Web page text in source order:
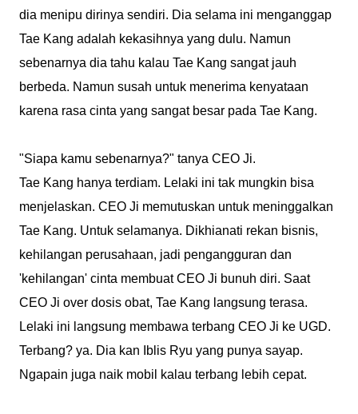
dia menipu dirinya sendiri. Dia selama ini menganggap
Tae Kang adalah kekasihnya yang dulu. Namun
sebenarnya dia tahu kalau Tae Kang sangat jauh
berbeda. Namun susah untuk menerima kenyataan
karena rasa cinta yang sangat besar pada Tae Kang.
"Siapa kamu sebenarnya?" tanya CEO Ji.
Tae Kang hanya terdiam. Lelaki ini tak mungkin bisa
menjelaskan. CEO Ji memutuskan untuk meninggalkan
Tae Kang. Untuk selamanya. Dikhianati rekan bisnis,
kehilangan perusahaan, jadi pengangguran dan
'kehilangan' cinta membuat CEO Ji bunuh diri. Saat
CEO Ji over dosis obat, Tae Kang langsung terasa.
Lelaki ini langsung membawa terbang CEO Ji ke UGD.
Terbang? ya. Dia kan Iblis Ryu yang punya sayap.
Ngapain juga naik mobil kalau terbang lebih cepat.